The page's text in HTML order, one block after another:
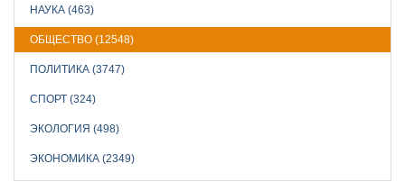
НАУКА (463)
ОБЩЕСТВО (12548)
ПОЛИТИКА (3747)
СПОРТ (324)
ЭКОЛОГИЯ (498)
ЭКОНОМИКА (2349)